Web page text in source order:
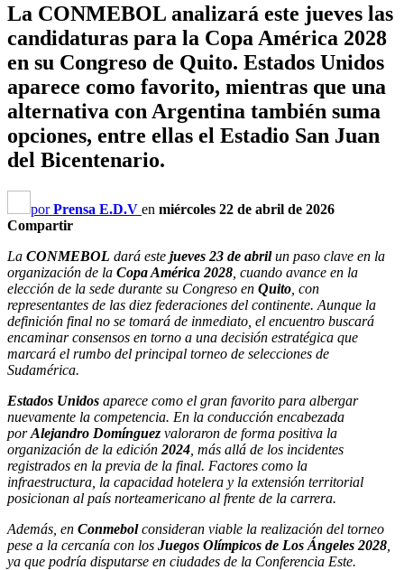
La CONMEBOL analizará este jueves las
candidaturas para la Copa América 2028
en su Congreso de Quito. Estados Unidos
aparece como favorito, mientras que una
alternativa con Argentina también suma
opciones, entre ellas el Estadio San Juan
del Bicentenario.
porPrensa E.D.V en miércoles 22 de abril de 2026
Compartir
La CONMEBOL dará este jueves 23 de abrilun paso clave en la
organización de la Copa América 2028 , cuando avance en la
elección de la sede durante su Congreso en Quito , con
representantes de las diez federaciones del continente. Aunque la
definición final no se tomará de inmediato, el encuentro buscará
encaminar consensos en torno a una decisión estratégica que
marcará el rumbo del principal torneo de selecciones de
Sudamérica.
Estados Unidos aparece como el gran favorito para albergar
nuevamente la competencia. En la conducción encabezada
porAlejandro Domínguez valoraron de forma positiva la
organización de la edición 2024 , más allá de los incidentes
registrados en la previa de la final. Factores como la
infraestructura, la capacidad hotelera y la extensión territorial
posicionan al país norteamericano al frente de la carrera.
Además, en Conmebolconsideran viable la realización del torneo
pese a la cercanía con los Juegos Olímpicos de Los Ángeles 2028
ya que podría disputarse en ciudades de la Conferencia Este.